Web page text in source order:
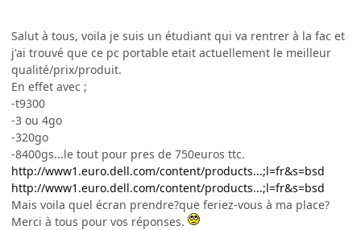
Salut à tous, voila je suis un étudiant qui va rentrer à la fac et
j'ai trouvé que ce pc portable etait actuellement le meilleur
qualité/prix/produit.
En effet avec ;
-t9300
-3 ou 4go
-320go
-8400gs...le tout pour pres de 750euros ttc.
http://www1.euro.dell.com/content/products...;l=fr&s=bsd
http://www1.euro.dell.com/content/products...;l=fr&s=bsd
Mais voila quel écran prendre?que feriez-vous à ma place?
Merci à tous pour vos réponses.